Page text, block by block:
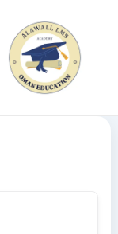
المحتوى